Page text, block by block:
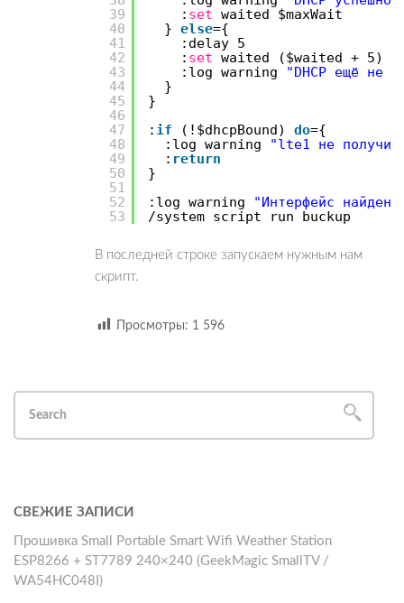
39
40
41
42
43
44
45
46
47
48
49
50
51
52
53
: set waited $maxWait
} else={
:delay 5
: set waited ($waited + 5)
:log warning
"DHCP ещё
}
}
: if (!$dhcpBound) do={
:log warning
"lte1 не получил
: return
}
:log warning
"Интерфейс
/system script run buckup
В последней строке запускаем нужным нам
скрипт.
Просмотры: 1 596
СВЕЖИЕ ЗАПИСИ
Прошивка Small Portable Smart Wifi Weather Station
ESP8266 + ST7789 240×240 (GeekMagic SmallTV /
WA54HC048I)